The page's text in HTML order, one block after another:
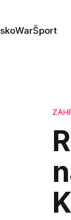
WarŠport